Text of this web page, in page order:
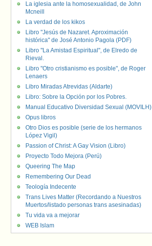
La iglesia ante la homosexualidad, de John
Mcneill
La verdad de los kikos
Libro "Jesús de Nazaret. Aproximación
histórica" de José Antonio Pagola (PDF)
Libro "La Amistad Espiritual", de Elredo de
Rieval.
Libro "Otro cristianismo es posible", de Roger
Lenaers
Libro Miradas Atrevidas (Aldarte)
Libro: Sobre la Opción por los Pobres.
Manual Educativo Diversidad Sexual (MOVILH)
Opus libros
Otro Dios es posible (serie de los hermanos
López Vigil)
Passion of Christ: A Gay Vision (Libro)
Proyecto Todo Mejora (Perú)
Queering The Map
Remembering Our Dead
Teología Indecente
Trans Lives Matter (Recordando a Nuestros
Muertos/listado personas trans asesinadas)
Tu vida va a mejorar
WEB Islam